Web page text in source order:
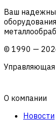
Ваш
© 1990 —
О компании
Новости